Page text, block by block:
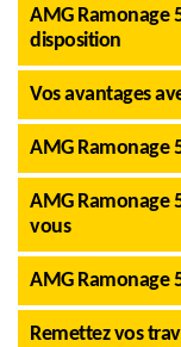
AMG Ramonage
disposition
Vos avantages
AMG Ramonage
AMG Ramonage
vous
AMG Ramonage
Remettez vos